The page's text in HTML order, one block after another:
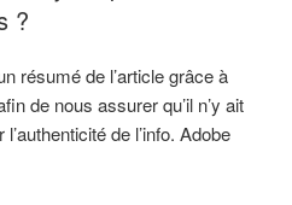
?
résumé de l’article grâce à
de nous assurer qu’il n’y ait
de l’info. Adobe